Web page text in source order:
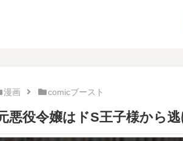
漫画 comicブースト
悪役令嬢はドS王子様から